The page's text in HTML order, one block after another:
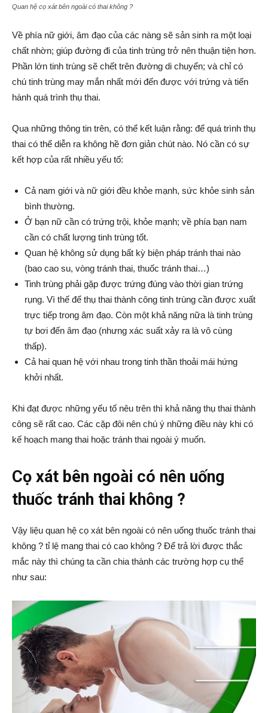
Quan hệ cọ xát bên ngoài có thai không ?
Về phía nữ giới, âm đạo của các nàng sẽ sản sinh ra một loại
chất nhờn; giúp đường đi của tinh trùng trở nên thuận tiện hơn.
Phần lớn tinh trùng sẽ chết trên đường di chuyển; và chỉ có
chú tinh trùng may mắn nhất mới đến được với trứng và tiến
hành quá trình thụ thai.
Qua những thông tin trên, có thể kết luận rằng: để quá trình thụ
thai có thể diễn ra không hề đơn giản chút nào. Nó cần có sự
kết hợp của rất nhiều yếu tố:
Cả nam giới và nữ giới đều khỏe mạnh, sức khỏe sinh sản
bình thường.
Ở bạn nữ cần có trứng trội, khỏe mạnh; về phía bạn nam
cần có chất lượng tinh trùng tốt.
Quan hệ không sử dụng bất kỳ biện pháp tránh thai nào
(bao cao su, vòng tránh thai, thuốc tránh thai…)
Tinh trùng phải gặp được trứng đúng vào thời gian trứng
rụng. Vì thế để thụ thai thành công tinh trùng cần được xuất
trực tiếp trong âm đạo. Còn một khả năng nữa là tinh trùng
tự bơi đến âm đạo (nhưng xác suất xảy ra là vô cùng
thấp).
Cả hai quan hệ với nhau trong tinh thần thoải mái hứng
khởi nhất.
Khi đạt được những yếu tố nêu trên thì khả năng thụ thai thành
công sẽ rất cao. Các cặp đôi nên chú ý những điều này khi có
kế hoạch mang thai hoặc tránh thai ngoài ý muốn.
Cọ xát bên ngoài có nên uống
thuốc tránh thai không ?
Vậy liệu quan hệ cọ xát bên ngoài có nên uống thuốc tránh thai
không ? tỉ lệ mang thai có cao không ? Để trả lời được thắc
mắc này thì chúng ta cần chia thành các trường hợp cụ thể
như sau: